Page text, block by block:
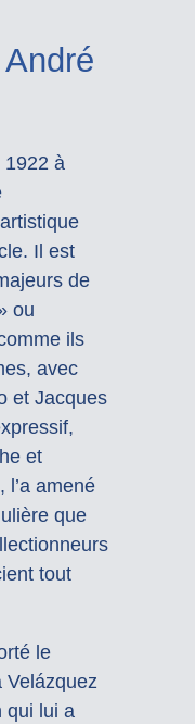
à
Il est
de
ou
ils
avec
et Jacques
et
l’a amené
que
tout
le
Velázquez
qui lui a